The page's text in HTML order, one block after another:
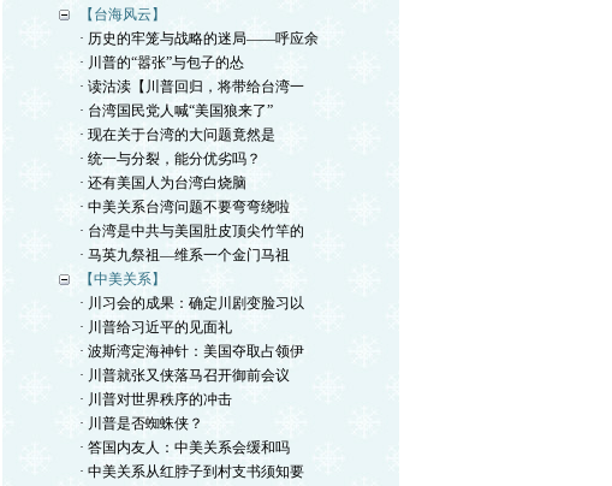
【台海风云】
· 历史的牢笼与战略的迷局——呼应余
· 川普的“嚣张”与包子的怂
· 读沽渎【川普回归，将带给台湾一
· 台湾国民党人喊“美国狼来了”
· 现在关于台湾的大问题竟然是
· 统一与分裂，能分优劣吗？
· 还有美国人为台湾白烧脑
· 中美关系台湾问题不要弯弯绕啦
· 台湾是中共与美国肚皮顶尖竹竿的
· 马英九祭祖—维系一个金门马祖
【中美关系】
· 川习会的成果：确定川剧变脸习以
· 川普给习近平的见面礼
· 波斯湾定海神针：美国夺取占领伊
· 川普就张又侠落马召开御前会议
· 川普对世界秩序的冲击
· 川普是否蜘蛛侠？
· 答国内友人：中美关系会缓和吗
· 中美关系从红脖子到村支书须知要